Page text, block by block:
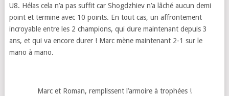
U8. Hélas cela n’a pas suffit car Shogdzhiev n’a lâché aucun demi
point et termine avec 10 points. En tout cas, un affrontement
incroyable entre les 2 champions, qui dure maintenant depuis 3
ans, et qui va encore durer ! Marc mène maintenant 2-1 sur le
mano à mano.
Marc et Roman, remplissent l’armoire à trophées !